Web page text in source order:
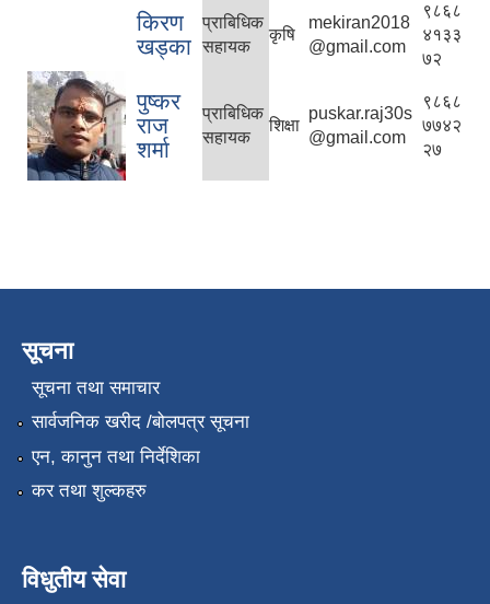
किरण
खड्का
प्राबिधिक
सहायक
कृषि
mekiran2018
@gmail.com
९८६८
४१३३
७२
पुष्कर
राज
शर्मा
प्राबिधिक
सहायक
शिक्षा
puskar.raj30s
@gmail.com
९८६८
७७४२
२७
सूचना
सूचना तथा समाचार
सार्वजनिक खरीद /बोलपत्र सूचना
एन, कानुन तथा निर्देशिका
कर तथा शुल्कहरु
विधुतीय सेवा